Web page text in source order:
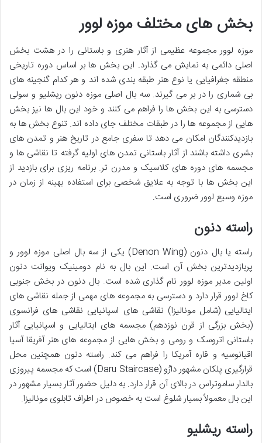
بخش های مختلف موزه لوور
موزه لوور مجموعه عظیمی از آثار هنری و باستانی را در هشت بخش
اصلی دائمی به نمایش می گذارد. این بخش ها بر اساس دوره تاریخی
منطقه جغرافیایی یا نوع هنر طبقه بندی شده اند و هر کدام گنجینه های
بی شماری را در بر می گیرند. سه بال اصلی موزه دنون ریشلیو و سولی
دسترسی به این بخش ها را فراهم می کنند و خود این بال ها نیز بخش
هایی از مجموعه ها را در طبقات مختلف جای داده اند. تنوع بخش ها به
بازدیدکنندگان امکان می دهد تا سفری جامع در تاریخ هنر و تمدن های
بشری داشته باشند از آثار باستانی تمدن های اولیه گرفته تا نقاشی ها و
مجسمه های دوره های کلاسیک و مدرن تر. برنامه ریزی برای بازدید از
این بخش ها با توجه به علایق شخصی برای استفاده بهینه از زمان در
موزه وسیع لوور ضروری است.
راسته دنون
راسته یا بال دنون (Denon Wing) یکی از سه بال اصلی موزه لوور و
پربازدیدترین بخش آن است. این بال به نام دومینیک ویوانت دنون
اولین مدیر موزه لوور نام گذاری شده است. بال دنون در بخش جنوبی
کاخ لوور قرار دارد و دسترسی به مجموعه های مهمی از جمله نقاشی های
ایتالیایی (شامل مونالیزا) نقاشی های اسپانیایی نقاشی های فرانسوی
(بخش بزرگی از قرن نوزدهم) مجسمه های ایتالیایی و اسپانیایی آثار
باستانی اتروسک و رومی و بخش هایی از مجموعه های هنر آفریقا آسیا
اقیانوسیه و قاره آمریکا را فراهم می کند. راسته دنون همچنین محل
قرارگیری پلکان مشهور دارُو (Daru Staircase) است که مجسمه پیروزی
بالدار ساموتراس در بالای آن قرار دارد. به دلیل حضور آثار بسیار مشهور در
این بال معمولاً بسیار شلوغ است به خصوص در اطراف تابلوی مونالیزا.
راسته ریشلیو